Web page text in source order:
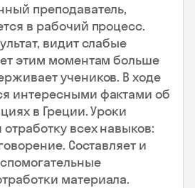
преподаватель,
в рабочий процесс.
видит слабые
этим моментам больше
учеников. В ходе
интересными фактами об
в Греции. Уроки
всех навыков:
Составляет и
материала.